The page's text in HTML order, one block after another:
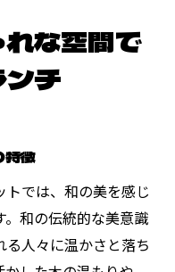
な空間で
チ
特徴
では、和の美を感じ
和の伝統的な美意識
人々に温かさと落ち